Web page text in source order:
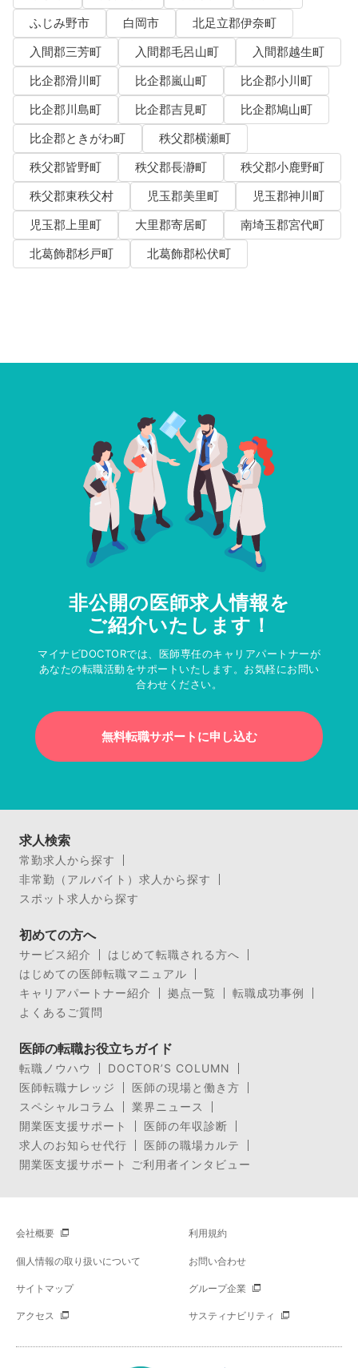
ふじみ野市
白岡市
北足立郡伊奈町
入間郡三芳町
入間郡毛呂山町
入間郡越生町
比企郡滑川町
比企郡嵐山町
比企郡小川町
比企郡川島町
比企郡吉見町
比企郡鳩山町
比企郡ときがわ町
秩父郡横瀬町
秩父郡皆野町
秩父郡長瀞町
秩父郡小鹿野町
秩父郡東秩父村
児玉郡美里町
児玉郡神川町
児玉郡上里町
大里郡寄居町
南埼玉郡宮代町
北葛飾郡杉戸町
北葛飾郡松伏町
非公開の医師求人情報を
ご紹介いたします！
マイナビDOCTORでは、医師専任のキャリアパートナーが
あなたの転職活動をサポートいたします。お気軽にお問い
合わせください。
無料転職サポートに申し込む
求人検索
常勤求人から探す
非常勤（アルバイト）求人から探す
スポット求人から探す
初めての方へ
サービス紹介
はじめて転職される方へ
はじめての医師転職マニュアル
キャリアパートナー紹介
拠点一覧
転職成功事例
よくあるご質問
医師の転職お役立ちガイド
転職ノウハウ
DOCTOR’S COLUMN
医師転職ナレッジ
医師の現場と働き方
スペシャルコラム
業界ニュース
開業医支援サポート
医師の年収診断
求人のお知らせ代行
医師の職場カルテ
開業医支援サポート ご利用者インタビュー
会社概要 利用規約
個人情報の取り扱いについて お問い合わせ
サイトマップ グループ企業
アクセス サスティナビリティ